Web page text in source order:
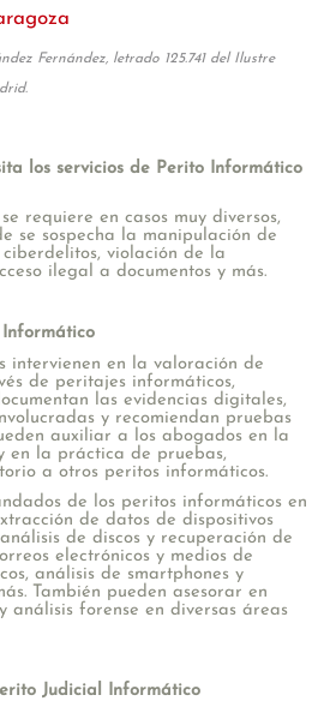
Fernández, letrado 125.741 del Ilustre
los servicios de Perito Informático
requiere en casos muy diversos,
se sospecha la manipulación de
violación de la
ilegal a documentos y más.
Informático
intervienen en la valoración de
de peritajes informáticos,
las evidencias digitales,
y recomiendan pruebas
auxiliar a los abogados en la
en la práctica de pruebas,
a otros peritos informáticos.
de los peritos informáticos en
de datos de dispositivos
de discos y recuperación de
electrónicos y medios de
análisis de smartphones y
También pueden asesorar en
análisis forense en diversas áreas
Judicial Informático